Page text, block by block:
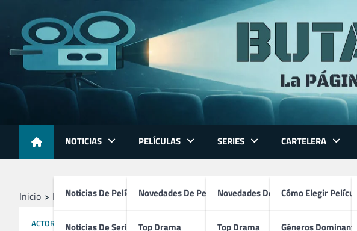
content
NOTICIAS
Noticias De Películas
Noticias De Series
PELÍCULAS
Novedades De Películas
Top Drama
SERIES
Novedades De Series
Top Drama
CARTELERA
Cómo Elegir Película
Géneros Dominantes
Inicio Profesionales Actores John Wayne
ACTORES PRODUCTORES